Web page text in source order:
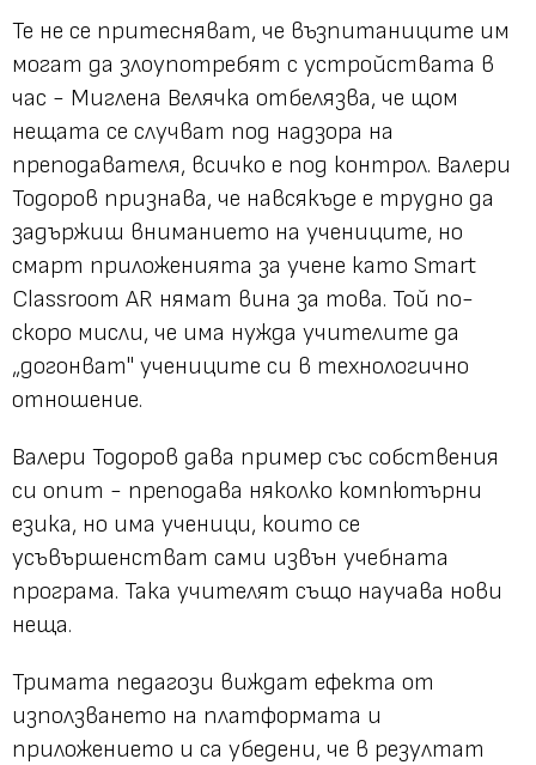
Те не се притесняват, че възпитаниците им
могат да злоупотребят с устройствата в
час - Миглена Велячка отбелязва, че щом
нещата се случват под надзора на
преподавателя, всичко е под контрол. Валери
Тодоров признава, че навсякъде е трудно да
задържиш вниманието на учениците, но
смарт приложенията за учене като Smart
Classroom AR нямат вина за това. Той по-
скоро мисли, че има нужда учителите да
„догонват" учениците си в технологично
отношение.
Валери Тодоров дава пример със собствения
си опит - преподава няколко компютърни
езика, но има ученици, които се
усъвършенстват сами извън учебната
програма. Така учителят също научава нови
неща.
Тримата педагози виждат ефекта от
използването на платформата и
приложението и са убедени, че в резултат